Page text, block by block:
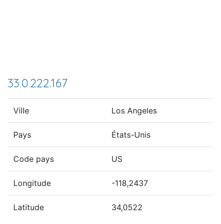
33.0.222.167
Ville Los Angeles
Pays États-Unis
Code pays US
Longitude -118,2437
Latitude 34,0522